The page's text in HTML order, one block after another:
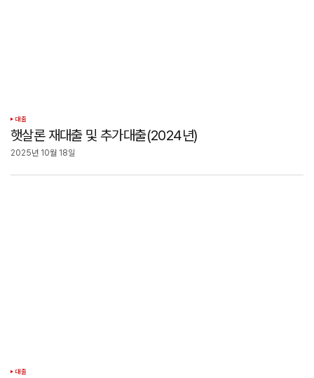
대출
햇살론 재대출 및 추가대출(2024년)
2025년 10월 18일
대출